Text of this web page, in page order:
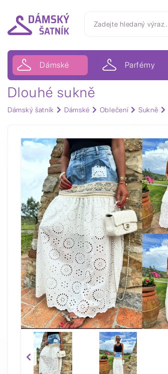
Dámské Parfémy
Dlouhé sukně
Dámský šatník Dámské Oblečení Sukně